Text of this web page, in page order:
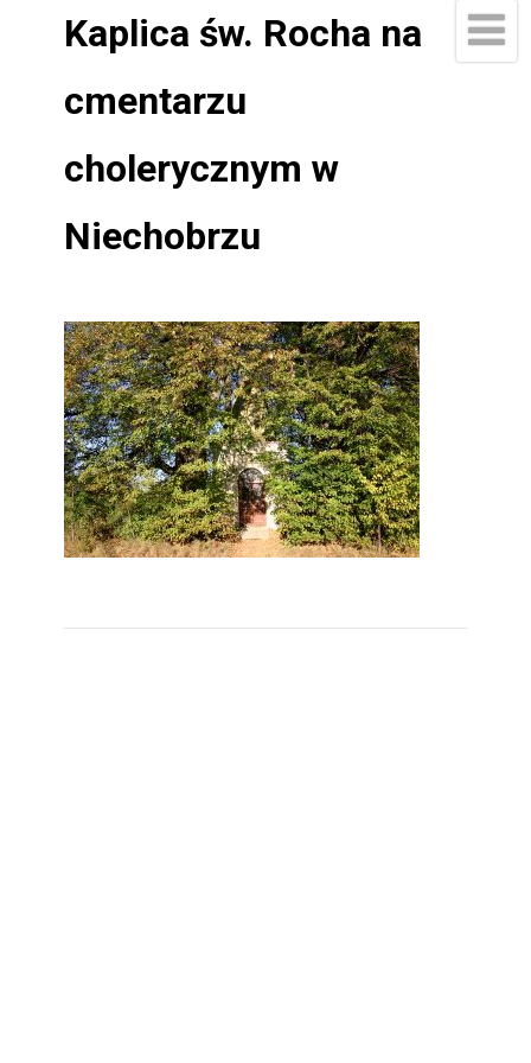
Kaplica św. Rocha na
cmentarzu
cholerycznym w
Niechobrzu